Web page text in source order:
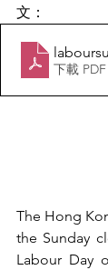
文：
下載
The Hong
the Sunday
Labour Day